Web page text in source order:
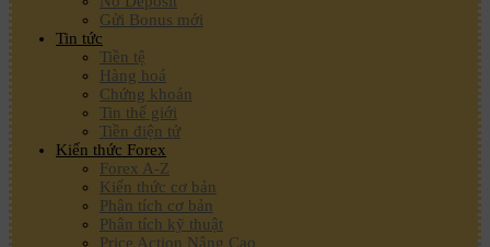
Gửi Bonus mới
Tin tức
Tiền tệ
Hàng hoá
Chứng khoán
Tin thế giới
Tiền điện tử
Kiến thức Forex
Forex A-Z
Kiến thức cơ bản
Phân tích cơ bản
Phân tích kỹ thuật
Price Action Nâng Cao